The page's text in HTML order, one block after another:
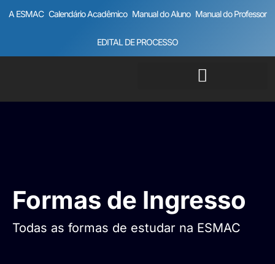
A ESMAC Calendário Acadêmico Manual do Aluno Manual do Professor
EDITAL DE PROCESSO
Formas de Ingresso
Todas as formas de estudar na ESMAC